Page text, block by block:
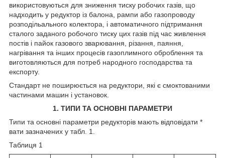
використовуються для зниження тиску робочих газів, що
надходить у редуктор із балона, рампи або газопроводу
розподільального колектора, і автоматичного підтримання
сталого заданого робочого тиску цих газів під час живлення
постів і пайок газового зварювання, різання, паяння,
нагрівання та інших процесів газоплимного оброблення та
виготовляються для потреб народного господарства та
експорту.
Стандарт не поширюється на редуктори, які є смоктованими
частинами машин і установок.
1. ТИПИ ТА ОСНОВНІ ПАРАМЕТРИ
Типи та основні параметри редукторів мають відповідати *
вати зазначених у табл. 1.
Таблиця 1